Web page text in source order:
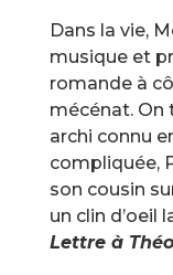
Dans la vie,
musique et
romande à
mécénat. On
archi connu
compliquée,
son cousin
un clin d’oeil
Lettre à Théo